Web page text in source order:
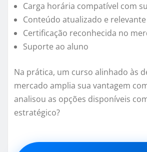
Carga horária compatível com
Conteúdo atualizado e relevante
Certificação reconhecida no
Suporte ao aluno
Na prática, um curso alinhado às
mercado amplia sua vantagem
analisou as opções disponíveis
estratégico?